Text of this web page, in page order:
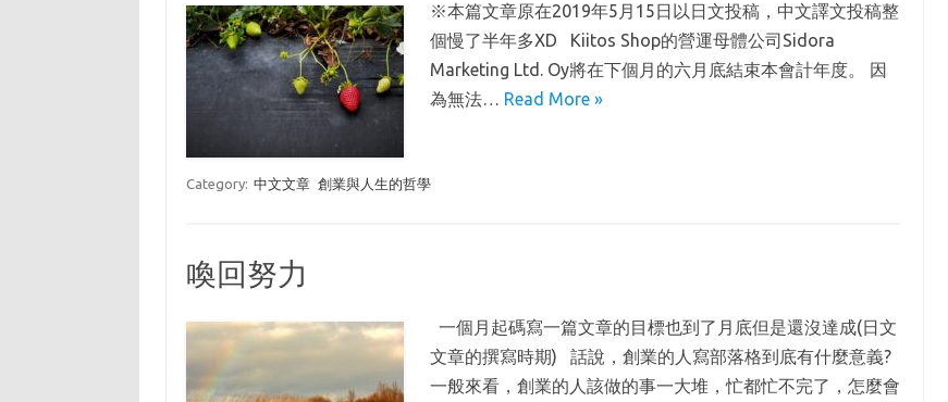
※本篇文章原在2019年5月15日以日文投稿，中文譯文投稿整
個慢了半年多XD Kiitos Shop的營運母體公司Sidora
Marketing Ltd. Oy將在下個月的六月底結束本會計年度。 因
為無法… Read More »
Category: 中文文章 創業與人生的哲學
喚回努力
一個月起碼寫一篇文章的目標也到了月底但是還沒達成(日文
文章的撰寫時期) 話說，創業的人寫部落格到底有什麼意義?
一般來看，創業的人該做的事一大堆，忙都忙不完了，怎麼會